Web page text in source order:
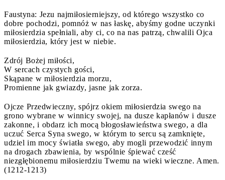
Faustyna: Jezu najmiłosierniejszy, od którego wszystko co
dobre pochodzi, pomnóż w nas łaskę, abyśmy godne uczynki
miłosierdzia spełniali, aby ci, co na nas patrzą, chwalili Ojca
miłosierdzia, który jest w niebie.
Zdrój Bożej miłości,
W sercach czystych gości,
Skąpane w miłosierdzia morzu,
Promienne jak gwiazdy, jasne jak zorza.
Ojcze Przedwieczny, spójrz okiem miłosierdzia swego na
grono wybrane w winnicy swojej, na dusze kapłanów i dusze
zakonne, i obdarz ich mocą błogosławieństwa swego, a dla
uczuć Serca Syna swego, w którym to sercu są zamknięte,
udziel im mocy światła swego, aby mogli przewodzić innym
na drogach zbawienia, by wspólnie śpiewać cześć
niezgłębionemu miłosierdziu Twemu na wieki wieczne. Amen.
(1212-1213)